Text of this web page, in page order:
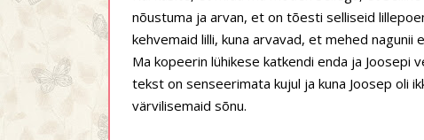
nõustuma ja arvan, et on tõesti selliseid
kehvemaid lilli, kuna arvavad, et mehed nagunii
Ma kopeerin lühikese katkendi enda ja Joosepi
tekst on senseerimata kujul ja kuna Joosep oli
värvilisemaid sõnu.